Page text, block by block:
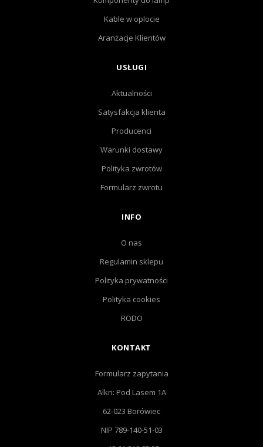
Kable w oplocie
Aranżacje Klientów
USŁUGI
Aktualności
Satysfakcja klienta
Producenci
Warunki dostawy
Polityka zwrotów
Formularz zwrotu
INFO
O nas
Regulamin sklepu
Polityka prywatności
Polityka cookies
RODO
KONTAKT
Formularz zapytania
Alkri: Pod Lasem 1A
62-023 Borówiec
NIP 789-140-51-03